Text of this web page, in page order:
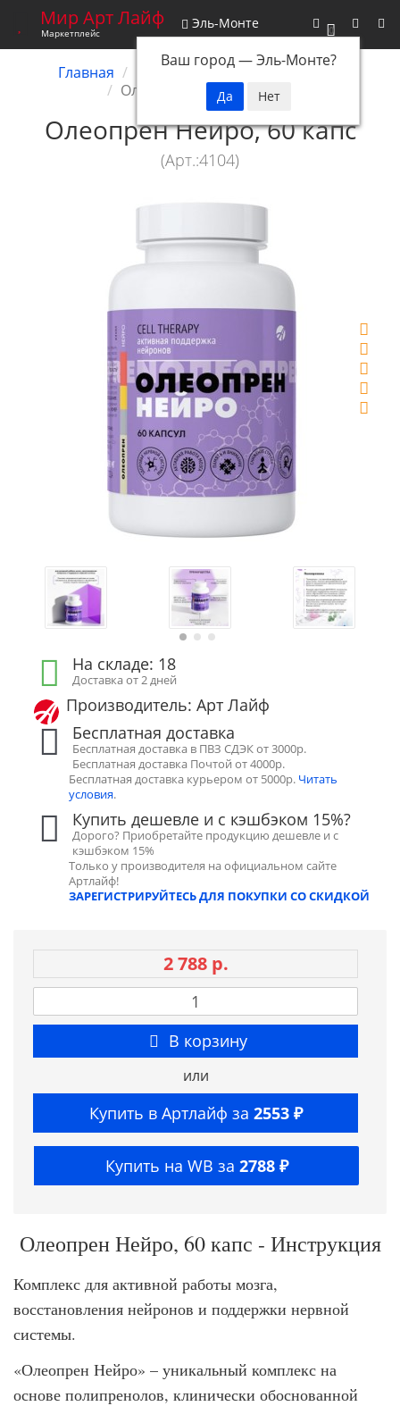
0
Мир Арт Лайф
Маркетплейс
Эль-Монте
Ваш город —Эль-Монте?
Главная Биокомплексы
Олеопрен Нейро, 60 капс
Олеопрен Нейро, 60 капс
(Арт.:4104)
На складе: 18
Доставка от 2 дней
Производитель: Арт Лайф
Бесплатная доставка
Бесплатная доставка в ПВЗ СДЭК от 3000р.
Бесплатная доставка Почтой от 4000р.
Бесплатная доставка курьером от 5000р. Читать
условия.
Купить дешевле и с кэшбэком 15%?
Дорого? Приобретайте продукцию дешевле и с
кэшбэком 15%
Только у производителя на официальном сайте
Артлайф!
ЗАРЕГИСТРИРУЙТЕСЬ ДЛЯ ПОКУПКИ СО СКИДКОЙ
2 788 р.
В корзину
или
Купить в Артлайф за 2553 ₽
Купить на WB за 2788 ₽
Олеопрен Нейро, 60 капс - Инструкция
Комплекс для активной работы мозга,
восстановления нейронов и поддержки нервной
системы.
«Олеопрен Нейро» – уникальный комплекс на
основе полипренолов, клинически обоснованной